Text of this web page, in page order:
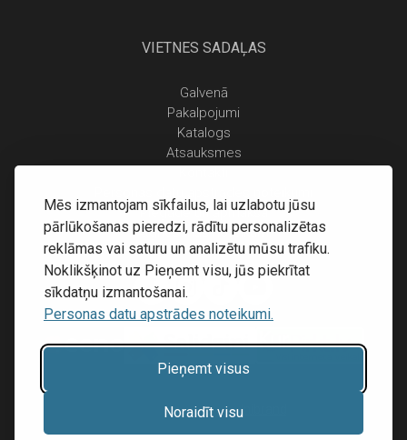
Mēs izmantojam sīkfailus, lai uzlabotu jūsu
pārlūkošanas pieredzi, rādītu personalizētas
reklāmas vai saturu un analizētu mūsu trafiku.
Noklikšķinot uz Pieņemt visu, jūs piekrītat
sīkdatņu izmantošanai.
Personas datu apstrādes noteikumi.
Pieņemt visus
Noraidīt visu
VIETNES SADAĻAS
Galvenā
Pakalpojumi
Katalogs
Atsauksmes
Piegāde un apmaksa
Atgriešanas noteikumi
Mājas lapu izstrāde:Inibrand